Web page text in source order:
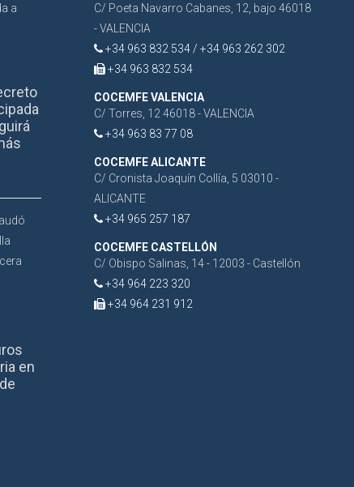
en
C/ Poeta Navarro Cabanes, 12, bajo 46018
- VALENCIA
+34 963 832 534 / +34 963 262 302
+34 963 832 534
COCEMFE VALENCIA
C/ Torres, 12 46018 - VALENCIA
+34 963 83 77 08
COCEMFE ALICANTE
C/ Cronista Joaquín Collía, 5 03010 -
ALICANTE
+34 965 257 187
COCEMFE CASTELLÓN
C/ Obispo Salinas, 14 - 12003 - Castellón
+34 964 223 320
+34 964 231 912